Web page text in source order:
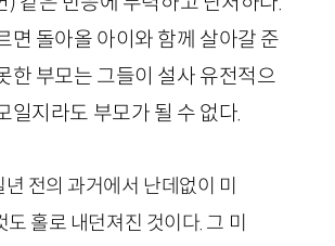
면 돌아올 아이와 함께 살아갈 준
한 부모는 그들이 설사 유전적으
일지라도 부모가 될 수 없다.
전의 과거에서 난데없이 미
도 홀로 내던져진 것이다. 그 미